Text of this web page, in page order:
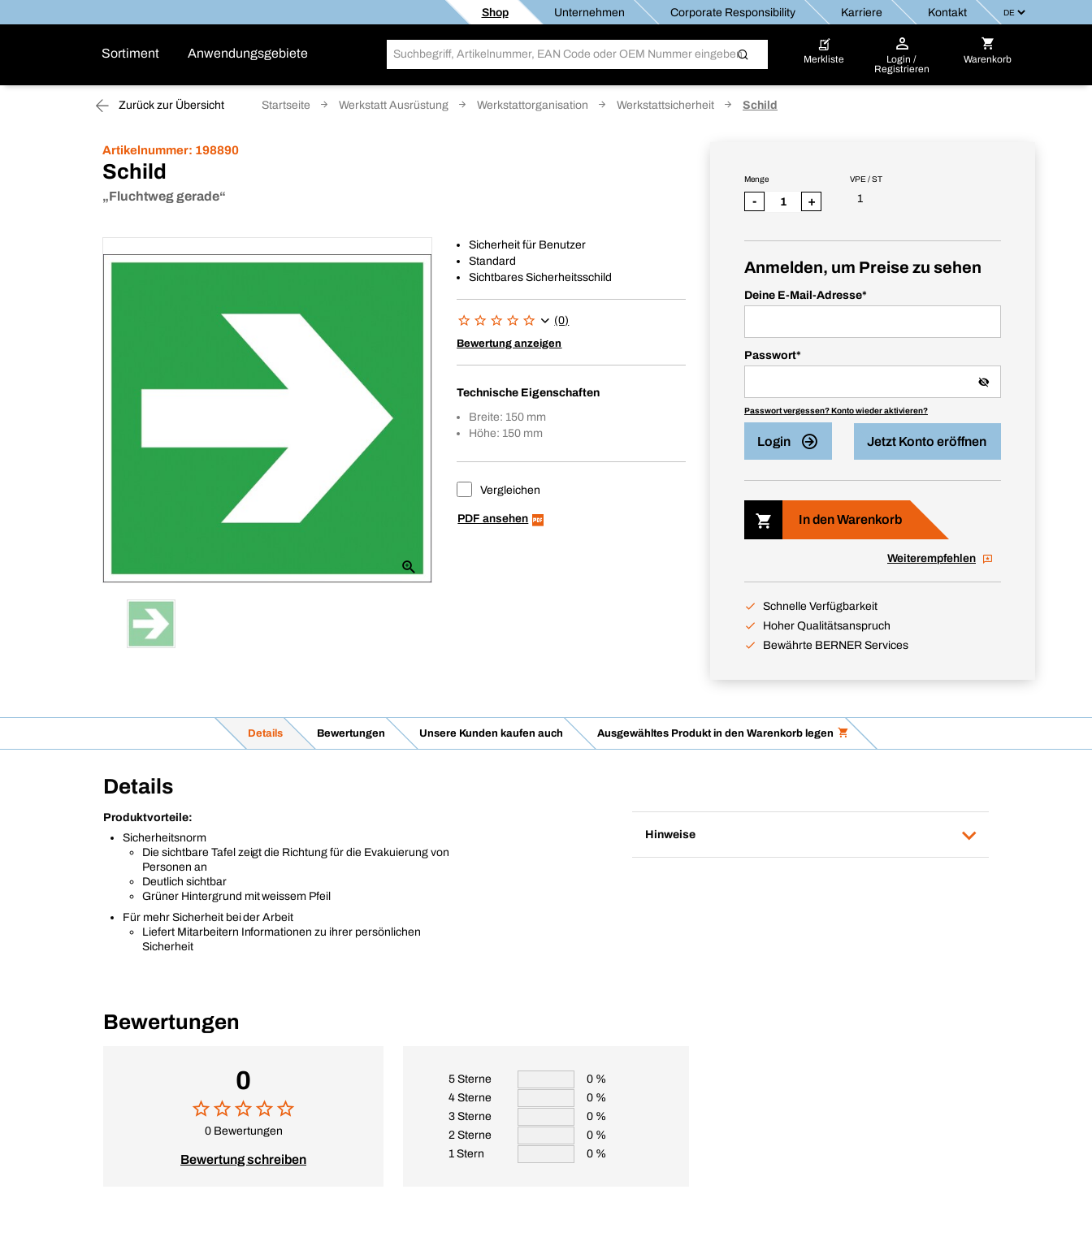
Shop Unternehmen Corporate Responsibility Karriere Kontakt
Sortiment Anwendungsgebiete Merkliste
Login /
Registrieren
Warenkorb
Zurück zur Übersicht Startseite Werkstatt Ausrüstung Werkstattorganisation Werkstattsicherheit Schild
Artikelnummer: 198890
Schild
„Fluchtweg gerade“
Sicherheit für Benutzer
Standard
Sichtbares Sicherheitsschild
(0)
Bewertung anzeigen
Technische Eigenschaften
Breite: 150 mm
Höhe: 150 mm
Vergleichen
PDF ansehen
VPE / ST
1
Menge
- +
Anmelden, um Preise zu sehen
Deine E-Mail-Adresse*
Passwort*
Passwort vergessen? Konto wieder aktivieren?
Login Jetzt Konto eröffnen
In den Warenkorb
Weiterempfehlen
Schnelle Verfügbarkeit
Hoher Qualitätsanspruch
Bewährte BERNER Services
Details Bewertungen Unsere Kunden kaufen auch Ausgewähltes Produkt in den Warenkorb legen
Details
Produktvorteile:
Sicherheitsnorm
Die sichtbare Tafel zeigt die Richtung für die Evakuierung von
Personen an
Deutlich sichtbar
Grüner Hintergrund mit weissem Pfeil
Für mehr Sicherheit bei der Arbeit
Liefert Mitarbeitern Informationen zu ihrer persönlichen
Sicherheit
Hinweise
Bewertungen
0
0 Bewertungen
Bewertung schreiben
5 Sterne
0 %
4 Sterne
0 %
3 Sterne
0 %
2 Sterne
0 %
1 Stern
0 %